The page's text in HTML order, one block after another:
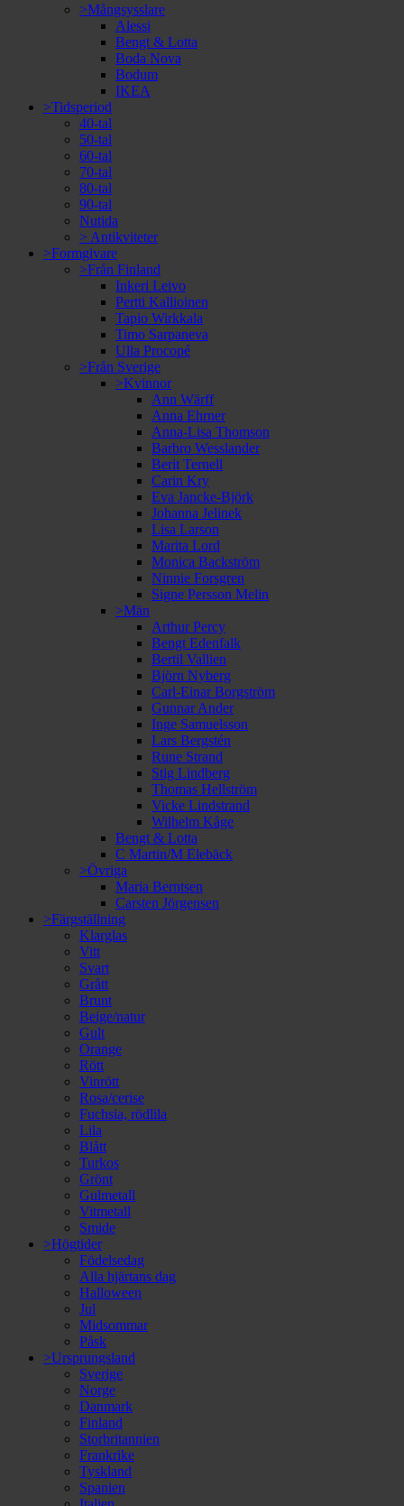
>Mångsysslare
Alessi
Bengt & Lotta
Boda Nova
Bodum
IKEA
>Tidsperiod
40-tal
50-tal
60-tal
70-tal
80-tal
90-tal
Nutida
> Antikviteter
>Formgivare
>Från Finland
Inkeri Leivo
Pertti Kallioinen
Tapio Wirkkala
Timo Sarpaneva
Ulla Procopé
>Från Sverige
>Kvinnor
Ann Wärff
Anna Ehrner
Anna-Lisa Thomson
Barbro Wesslander
Berit Ternell
Carin Kry
Eva Jancke-Björk
Johanna Jelinek
Lisa Larson
Marita Lord
Monica Backström
Ninnie Forsgren
Signe Persson Melin
>Män
Arthur Percy
Bengt Edenfalk
Bertil Vallien
Björn Nyberg
Carl-Einar Borgström
Gunnar Ander
Inge Samuelsson
Lars Bergstén
Rune Strand
Stig Lindberg
Thomas Hellström
Vicke Lindstrand
Wilhelm Kåge
Bengt & Lotta
C Martin/M Elebäck
>Övriga
Maria Berntsen
Carsten Jörgensen
>Färgställning
Klarglas
Vitt
Svart
Grått
Brunt
Beige/natur
Gult
Orange
Rött
Vinrött
Rosa/cerise
Fuchsia, rödlila
Lila
Blått
Turkos
Grönt
Gulmetall
Vitmetall
Smide
>Högtider
Födelsedag
Alla hjärtans dag
Halloween
Jul
Midsommar
Påsk
>Ursprungsland
Sverige
Norge
Danmark
Finland
Storbritannien
Frankrike
Tyskland
Spanien